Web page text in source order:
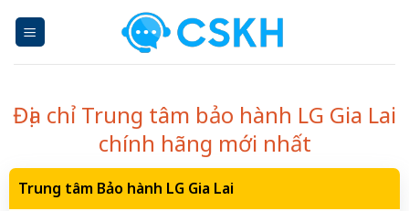
Địa chỉ Trung tâm bảo hành LG Gia Lai
chính hãng mới nhất
Trung tâm Bảo hành LG Gia Lai